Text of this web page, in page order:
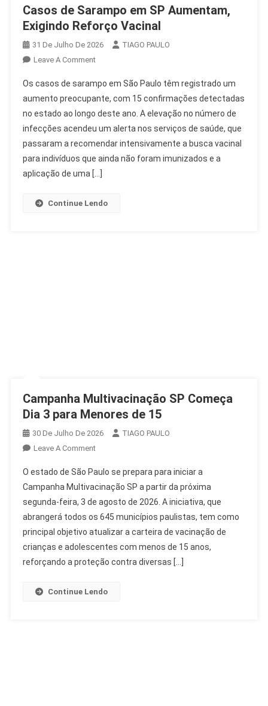
Casos de Sarampo em SP Aumentam,
Exigindo Reforço Vacinal
31 De Julho De 2026
TIAGO PAULO
Leave A CommentOn
De
Sarampo
Em
SP
Aumentam,
Exigindo
Reforço
Os casos de sarampo em São Paulo têm registrado um
aumento preocupante, com 15 confirmações detectadas
no estado ao longo deste ano. A elevação no número de
infecções acendeu um alerta nos serviços de saúde, que
passaram a recomendar intensivamente a busca vacinal
para indivíduos que ainda não foram imunizados e a
aplicação de uma […]
Continue Lendo
Campanha Multivacinação SP Começa
Dia 3 para Menores de 15
30 De Julho De 2026
TIAGO PAULO
Leave A CommentOn
Multivacinação
SP
Começa
Dia
3
Para
Menores
O estado de São Paulo se prepara para iniciar a
Campanha Multivacinação SP a partir da próxima
segunda-feira, 3 de agosto de 2026. A iniciativa, que
abrangerá todos os 645 municípios paulistas, tem como
principal objetivo atualizar a carteira de vacinação de
crianças e adolescentes com menos de 15 anos,
reforçando a proteção contra diversas […]
Continue Lendo